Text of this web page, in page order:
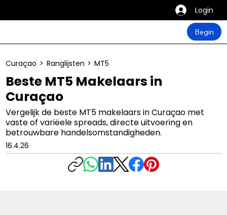
Login
Begin
Beste MT5 Makelaars in
Curaçao
Vergelijk de beste MT5 makelaars in Curaçao met
vaste of variëele spreads, directe uitvoering en
betrouwbare handelsomstandigheden.
Curaçao > Ranglijsten > MT5
16.4.26